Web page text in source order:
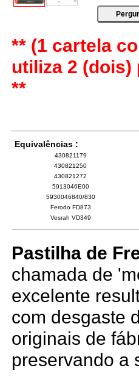
** (1 cartela
utiliza 2 (dois)
**
Equivalências :
430821179
430821250
430821272
5913046E00
5930046840/830
Ferodo FD873
Vesrah VD349
Pastilha de
chamada de
excelente
com desgaste
originais de
preservando a